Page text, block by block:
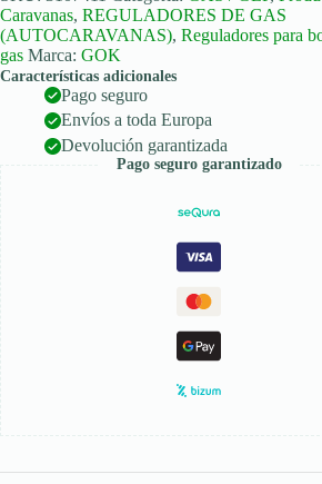
Caravanas, REGULADORES DE GAS
(AUTOCARAVANAS), Reguladores para
gas Marca: GOK
Características adicionales
Pago seguro
Envíos a toda Europa
Devolución garantizada
Pago seguro garantizado